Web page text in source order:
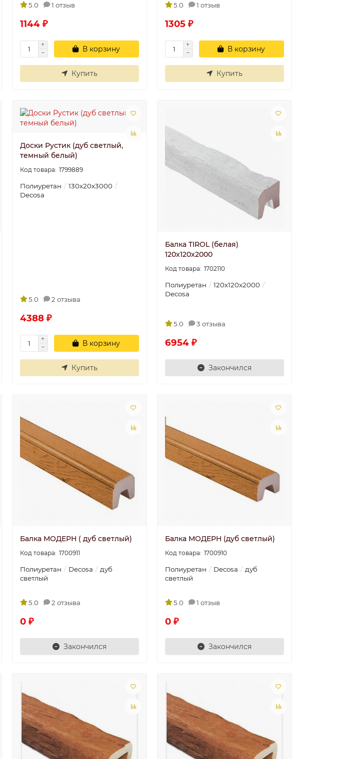
потолочный П 20
100/40
Ира 30.06.2025
Угол смотрится
классно, советую..
Николай
5.0 1 отзыв
1144 ₽
В корзину
Купить
5.0
1 отзыв
1305 ₽
В корзину
Купить
Доски Рустик (дуб светлый,
темный белый)
1799889
Полиуретан
130х20х3000
Decosa
5.0 2 отзыва
4388 ₽
В корзину
Купить
Балка TIROL (белая)
120х120х2000
1702110
Полиуретан
120х120х2000
Decosa
5.0 3 отзыва
6954 ₽
Закончился
Балка МОДЕРН ( дуб светлый)
1700911
Полиуретан Decosa
дуб
светлый
5.0 2 отзыва
0 ₽
Закончился
Балка МОДЕРН (дуб светлый)
1700910
Полиуретан Decosa
дуб
светлый
5.0 1 отзыв
0 ₽
Закончился